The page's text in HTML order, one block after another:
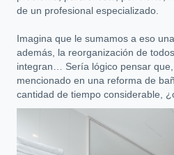
de un profesional especializado.
Imagina que le sumamos a eso
además, la reorganización de
integran… Sería lógico pensar
mencionado en una reforma de
cantidad de tiempo considerable,